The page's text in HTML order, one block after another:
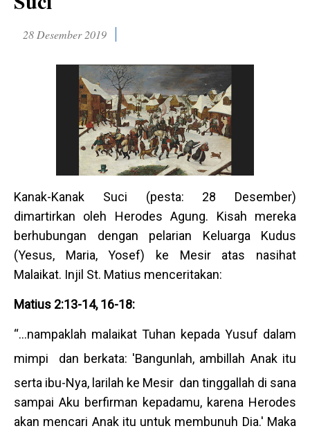
28 Desember 2019
Kanak-Kanak Suci (pesta: 28 Desember)
dimartirkan oleh Herodes Agung. Kisah mereka
berhubungan dengan pelarian Keluarga Kudus
(Yesus, Maria, Yosef) ke Mesir atas nasihat
Malaikat. Injil St. Matius menceritakan:
Matius 2:13-14, 16-18:
“...nampaklah malaikat Tuhan kepada Yusuf dalam
mimpi
dan berkata: 'Bangunlah, ambillah Anak itu
serta ibu-Nya, larilah ke Mesir dan tinggallah di sana
sampai Aku berfirman kepadamu, karena Herodes
akan mencari Anak itu untuk membunuh Dia.' Maka